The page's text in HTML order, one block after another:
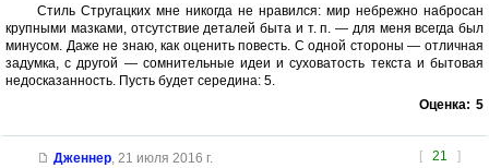
Стиль Стругацких мне никогда не нравился: мир небрежно набросан
крупными мазками, отсутствие деталей быта и т. п. — для меня всегда был
минусом. Даже не знаю, как оценить повесть. С одной стороны — отличная
задумка, с другой — сомнительные идеи и суховатость текста и бытовая
недосказанность. Пусть будет середина: 5.
Оценка: 5
[ 21 ]
Дженнер, 21 июля 2016 г.